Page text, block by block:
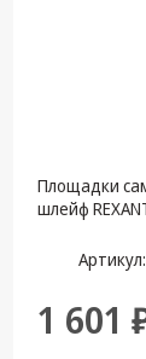
Площадки
шлейф
1 601